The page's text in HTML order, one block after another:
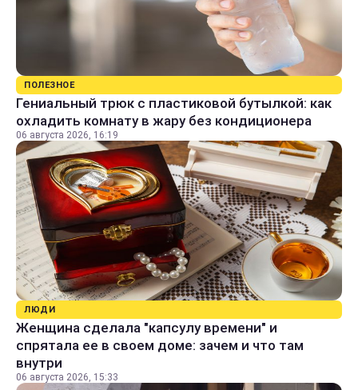
ПОЛЕЗНОЕ
Гениальный трюк с пластиковой бутылкой: как
охладить комнату в жару без кондиционера
06 августа 2026, 16:19
ЛЮДИ
Женщина сделала "капсулу времени" и
спрятала ее в своем доме: зачем и что там
внутри
06 августа 2026, 15:33